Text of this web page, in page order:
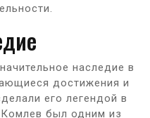
наследие в
достижения и
его легендой в
был одним из